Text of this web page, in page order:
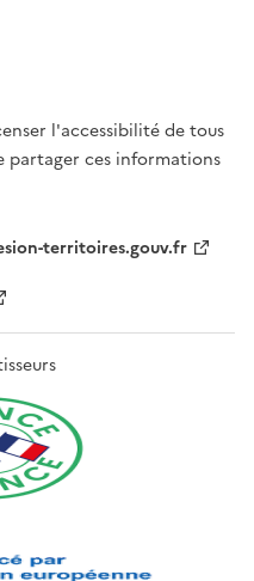
l'accessibilité de tous
partager ces informations
territoires.gouv.fr